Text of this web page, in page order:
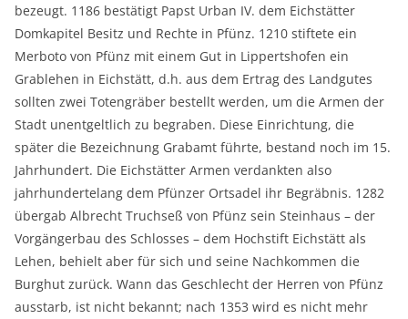
bezeugt. 1186 bestätigt Papst Urban IV. dem Eichstätter
Domkapitel Besitz und Rechte in Pfünz. 1210 stiftete ein
Merboto von Pfünz mit einem Gut in Lippertshofen ein
Grablehen in Eichstätt, d.h. aus dem Ertrag des Landgutes
sollten zwei Totengräber bestellt werden, um die Armen der
Stadt unentgeltlich zu begraben. Diese Einrichtung, die
später die Bezeichnung Grabamt führte, bestand noch im 15.
Jahrhundert. Die Eichstätter Armen verdankten also
jahrhundertelang dem Pfünzer Ortsadel ihr Begräbnis. 1282
übergab Albrecht Truchseß von Pfünz sein Steinhaus – der
Vorgängerbau des Schlosses – dem Hochstift Eichstätt als
Lehen, behielt aber für sich und seine Nachkommen die
Burghut zurück. Wann das Geschlecht der Herren von Pfünz
ausstarb, ist nicht bekannt; nach 1353 wird es nicht mehr